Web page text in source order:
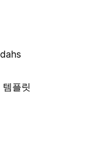
플릿